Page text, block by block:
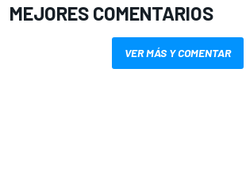
MEJORES COMENTARIOS
VER MÁS Y COMENTAR